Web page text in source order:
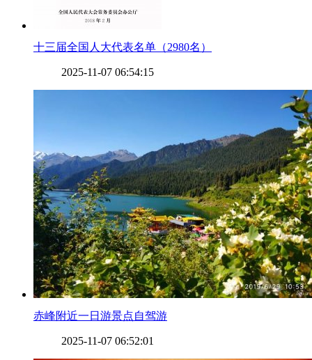
​十三届全国人大代表名单（2980名）
2025-11-07 06:54:15
​赤峰附近一日游景点自驾游
2025-11-07 06:52:01